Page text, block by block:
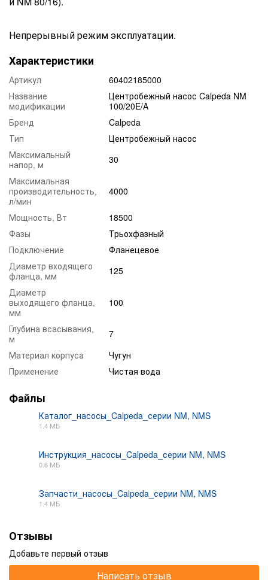
Непрерывный режим эксплуатации.
Характеристики
Артикул
60402185000
Название
модификации
Центробежный насос Calpeda NM
100/20E/A
Бренд
Calpeda
Тип
Центробежный насос
Максимальный
напор, м
30
Максимальная
производительность,
л/мин
4000
Мощность, Вт
18500
Фазы
Трьохфазный
Подключение
Фланецевое
Диаметр входящего
фланца, мм
125
Диаметр
выходящего фланца,
мм
100
Глубина всасывания,
м
7
Материал корпуса
Чугун
Применение
Чистая вода
Файлы
Каталог_насосы_Calpeda_серии NM, NMS
1.4 МБ
Инструкция_насосы_Calpeda_серии NM, NMS
0.6 МБ
Запчасти_насосы_Calpeda_серии NM, NMS
1.4 МБ
Отзывы
Добавьте первый отзыв
Написать отзыв